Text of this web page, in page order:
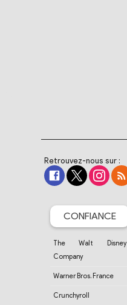
Retrouvez-nous sur :
CONFIANCE
The Walt Disney
Company
Warner Bros. France
Crunchyroll